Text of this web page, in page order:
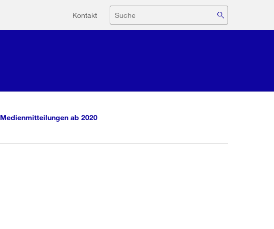
Hilfsnavigation
Kontakt Suche
Medienmitteilungen ab 2020